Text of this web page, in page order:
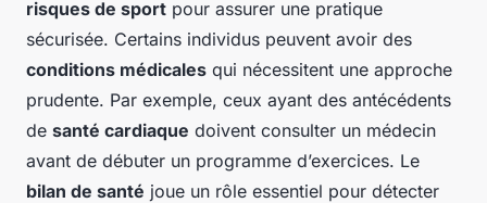
risques de sport pour assurer une pratique
sécurisée. Certains individus peuvent avoir des
conditions médicales qui nécessitent une approche
prudente. Par exemple, ceux ayant des antécédents
de santé cardiaque doivent consulter un médecin
avant de débuter un programme d’exercices. Le
bilan de santé joue un rôle essentiel pour détecter